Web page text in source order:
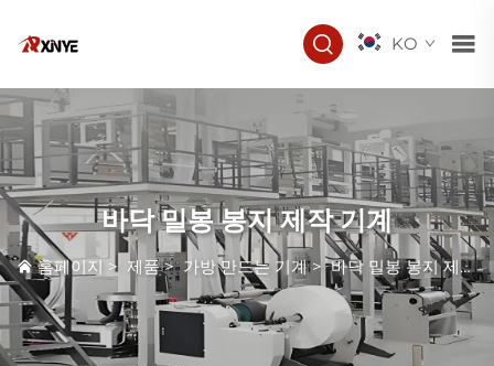
KO
바닥 밀봉 봉지 제작 기계
홈페이지 > 제품>가방 만드는 기계>바닥 밀봉 봉지 제작 기계